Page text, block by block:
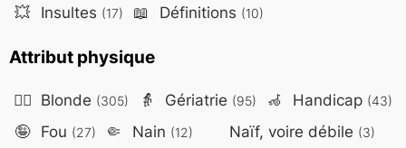
💥 Insultes (17) 📖 Définitions (10)
Attribut physique
👱‍♀️ Blonde (305) 👵 Gériatrie (95) 🦽 Handicap (43)
🤪 Fou (27) 🤏 Nain (12) Naïf, voire débile (3)